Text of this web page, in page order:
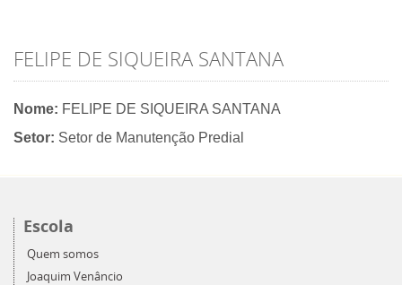
FELIPE DE SIQUEIRA SANTANA
Nome: FELIPE DE SIQUEIRA SANTANA
Setor: Setor de Manutenção Predial
Escola
Quem somos
Joaquim Venâncio